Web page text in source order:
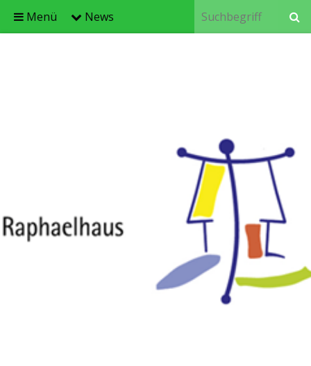
Menü News